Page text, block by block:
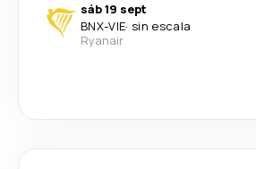
sáb 19 sept
BNX-VIE· sin escala
Ryanair